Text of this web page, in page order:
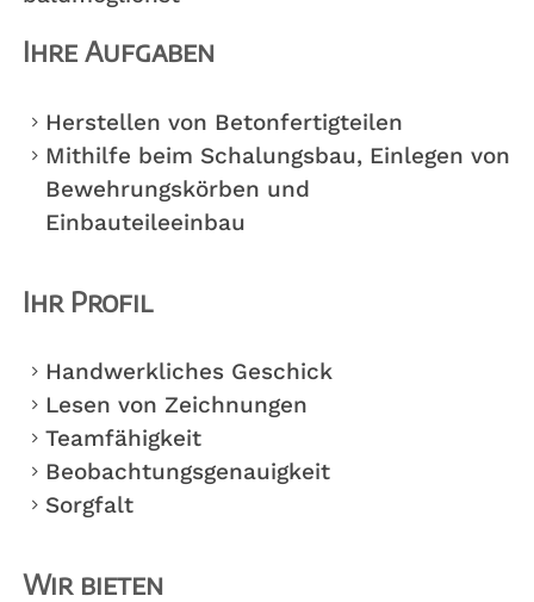
Ihre Aufgaben
Herstellen von Betonfertigteilen
Mithilfe beim Schalungsbau, Einlegen von
Bewehrungskörben und
Einbauteileeinbau
Ihr Profil
Handwerkliches Geschick
Lesen von Zeichnungen
Teamfähigkeit
Beobachtungsgenauigkeit
Sorgfalt
Wir bieten